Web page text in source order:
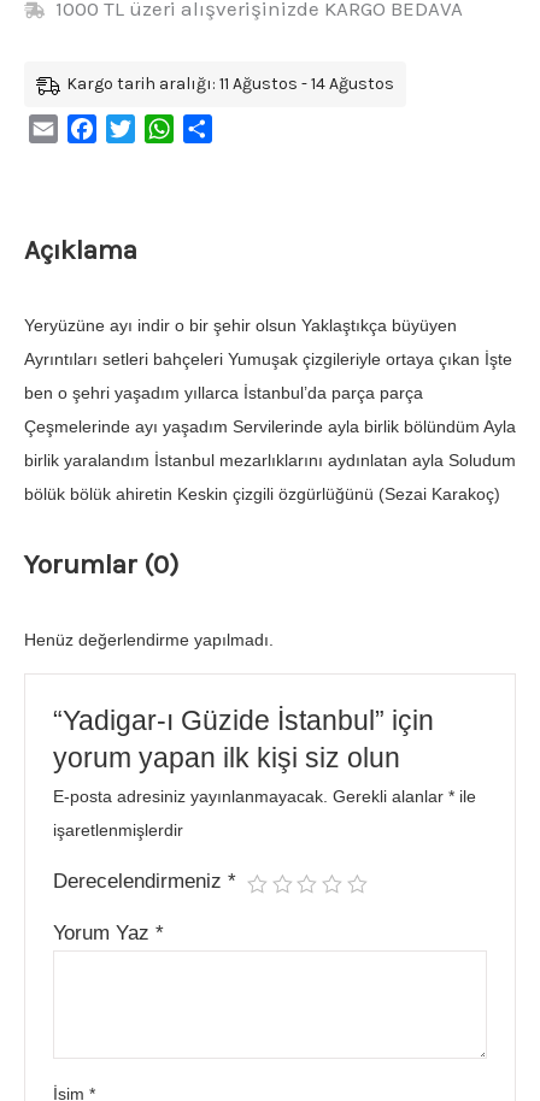
1000 TL üzeri alışverişinizde KARGO BEDAVA
Kargo tarih aralığı: 11 Ağustos - 14 Ağustos
Email FacebookTwitterWhatsApp
Açıklama
Yeryüzüne ayı indir o bir şehir olsun Yaklaştıkça büyüyen
Ayrıntıları setleri bahçeleri Yumuşak çizgileriyle ortaya çıkan İşte
ben o şehri yaşadım yıllarca İstanbul’da parça parça
Çeşmelerinde ayı yaşadım Servilerinde ayla birlik bölündüm Ayla
birlik yaralandım İstanbul mezarlıklarını aydınlatan ayla Soludum
bölük bölük ahiretin Keskin çizgili özgürlüğünü (Sezai Karakoç)
Yorumlar (0)
Henüz değerlendirme yapılmadı.
“Yadigar-ı Güzide İstanbul” için
yorum yapan ilk kişi siz olun
E-posta adresiniz yayınlanmayacak. Gerekli alanlar* ile
işaretlenmişlerdir
Derecelendirmeniz*
Yorum Yaz*
İsim*